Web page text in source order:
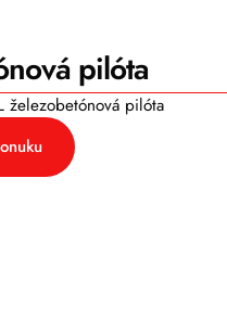
pilóta
železobetónová pilóta